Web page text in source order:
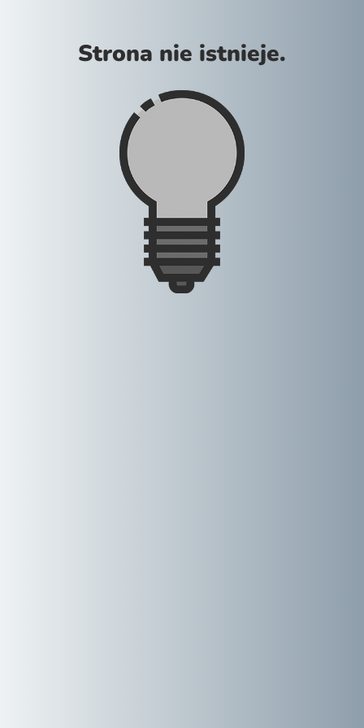
Strona nie istnieje.